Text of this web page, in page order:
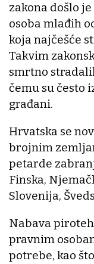
zakona došlo
osoba mlađih
koja najčešće
Takvim
smrtno
čemu su često
građani.
Hrvatska se
brojnim
petarde
Finska,
Slovenija,
Nabava
pravnim
potrebe, kao